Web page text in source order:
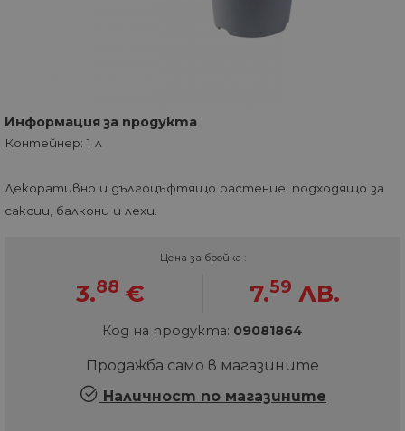
Информация за продукта
Контейнер: 1 л
Декоративно и дългоцъфтящо растение, подходящо за
саксии, балкони и лехи.
Цена за бройка :
3.88 € 7.59 ЛВ.
Код на продукта: 09081864
Продажба само в магазините
Наличност по магазините